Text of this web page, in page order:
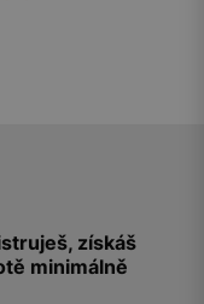
získáš
minimálně